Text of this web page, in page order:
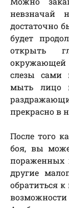
невзначай
достаточно
будет
открыть
окружающей
слезы сами
мыть лицо
прекрасно в
После того
боя, вы
пораженных
другие
обратиться